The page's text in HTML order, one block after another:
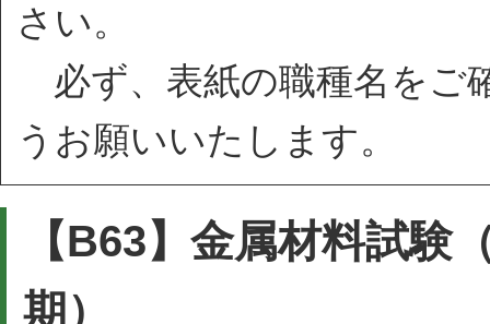
さい。
必ず、表紙の職種名をご
うお願いいたします。
【B63】金属材料試験
期）